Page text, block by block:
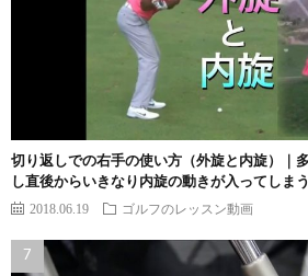
切り返しでの右手の使い方（外旋と内旋）｜
し直後からいきなり内旋の動きが入ってしま
2018.06.19 ゴルフのレッスン動画